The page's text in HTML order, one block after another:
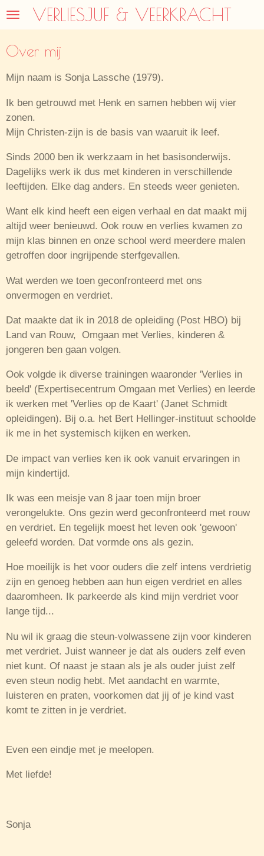
Ga
direct
naar
de
hoofdinhoud
VERLIESJUF & VEERKRACHT
Over mij
Mijn naam is Sonja Lassche (1979).
Ik ben getrouwd met Henk en samen hebben wij vier
zonen.
Mijn Christen-zijn is de basis van waaruit ik leef.
Sinds 2000 ben ik werkzaam in het basisonderwijs.
Dagelijks werk ik dus met kinderen in verschillende
leeftijden. Elke dag anders. En steeds weer genieten.
Want elk kind heeft een eigen verhaal en dat maakt mij
altijd weer benieuwd. Ook rouw en verlies kwamen zo
mijn klas binnen en onze school werd meerdere malen
getroffen door ingrijpende sterfgevallen.
Wat werden we toen geconfronteerd met ons
onvermogen en verdriet.
Dat maakte dat ik in 2018 de opleiding (Post HBO) bij
Land van Rouw, Omgaan met Verlies, kinderen &
jongeren ben gaan volgen.
Ook volgde ik diverse trainingen waaronder 'Verlies in
beeld' (Expertisecentrum Omgaan met Verlies) en leerde
ik werken met 'Verlies op de Kaart' (Janet Schmidt
opleidingen). Bij o.a. het Bert Hellinger-instituut schoolde
ik me in het systemisch kijken en werken.
De impact van verlies ken ik ook vanuit ervaringen in
mijn kindertijd.
Ik was een meisje van 8 jaar toen mijn broer
verongelukte. Ons gezin werd geconfronteerd met rouw
en verdriet. En tegelijk moest het leven ook 'gewoon'
geleefd worden. Dat vormde ons als gezin.
Hoe moeilijk is het voor ouders die zelf intens verdrietig
zijn en genoeg hebben aan hun eigen verdriet en alles
daaromheen. Ik parkeerde als kind mijn verdriet voor
lange tijd...
Nu wil ik graag die steun-volwassene zijn voor kinderen
met verdriet. Juist wanneer je dat als ouders zelf even
niet kunt. Of naast je staan als je als ouder juist zelf
even steun nodig hebt. Met aandacht en warmte,
luisteren en praten, voorkomen dat jij of je kind vast
komt te zitten in je verdriet.
Even een eindje met je meelopen.
Met liefde!
Sonja